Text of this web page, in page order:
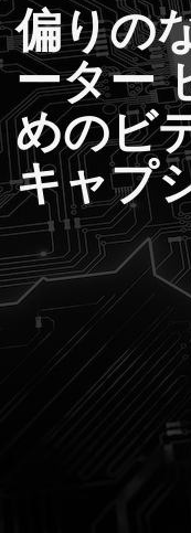
偏りの
ーター
めのビ
キャプ